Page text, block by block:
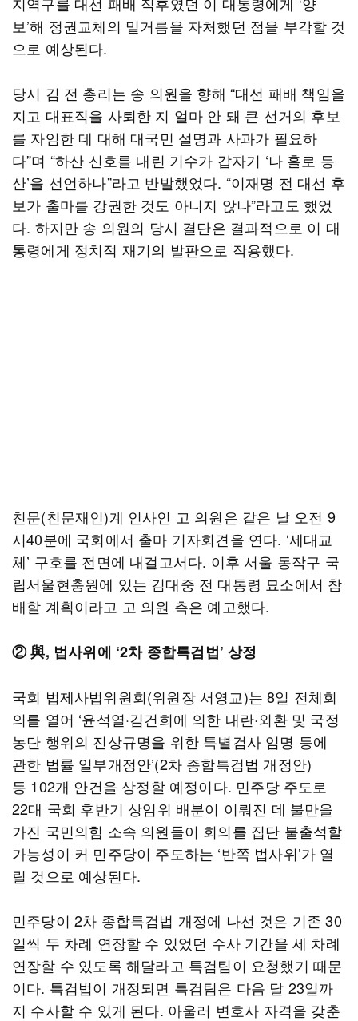
보’해 정권교체의 밑거름을 자처했던 점을 부각할 것
으로 예상된다.
당시 김 전 총리는 송 의원을 향해 “대선 패배 책임을
지고 대표직을 사퇴한 지 얼마 안 돼 큰 선거의 후보
를 자임한 데 대해 대국민 설명과 사과가 필요하
다”며 “하산 신호를 내린 기수가 갑자기 ‘나 홀로 등
산’을 선언하나”라고 반발했었다. “이재명 전 대선 후
보가 출마를 강권한 것도 아니지 않나”라고도 했었
다. 하지만 송 의원의 당시 결단은 결과적으로 이 대
통령에게 정치적 재기의 발판으로 작용했다.
친문(친문재인)계 인사인 고 의원은 같은 날 오전 9
시40분에 국회에서 출마 기자회견을 연다. ‘세대교
체’ 구호를 전면에 내걸고서다. 이후 서울 동작구 국
립서울현충원에 있는 김대중 전 대통령 묘소에서 참
배할 계획이라고 고 의원 측은 예고했다.
② 與, 법사위에 ‘2차 종합특검법’ 상정
국회 법제사법위원회(위원장 서영교)는 8일 전체회
의를 열어 ‘윤석열·김건희에 의한 내란·외환 및 국정
농단 행위의 진상규명을 위한 특별검사 임명 등에
관한 법률 일부개정안’(2차 종합특검법 개정안)
등 102개 안건을 상정할 예정이다. 민주당 주도로
22대 국회 후반기 상임위 배분이 이뤄진 데 불만을
가진 국민의힘 소속 의원들이 회의를 집단 불출석할
가능성이 커 민주당이 주도하는 ‘반쪽 법사위’가 열
릴 것으로 예상된다.
민주당이 2차 종합특검법 개정에 나선 것은 기존 30
일씩 두 차례 연장할 수 있었던 수사 기간을 세 차례
연장할 수 있도록 해달라고 특검팀이 요청했기 때문
이다. 특검법이 개정되면 특검팀은 다음 달 23일까
지 수사할 수 있게 된다. 아울러 변호사 자격을 갖춘